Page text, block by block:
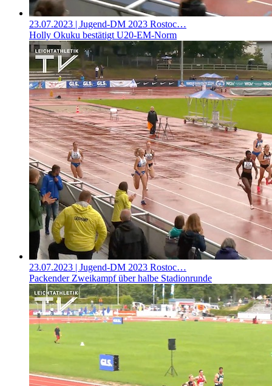
23.07.2023 | Jugend-DM 2023 Rostoc…
Holly Okuku bestätigt U20-EM-Norm
23.07.2023 | Jugend-DM 2023 Rostoc…
Packender Zweikampf über halbe Stadionrunde